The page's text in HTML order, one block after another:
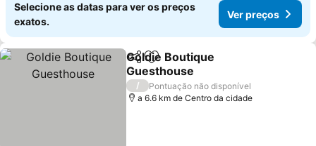
Selecione as datas para ver os preços
exatos.
Ver preços
PartilharAdicionar aos favoritos
Goldie Boutique
Guesthouse
/
Pontuação não disponível
a 6.6 km de Centro da cidade